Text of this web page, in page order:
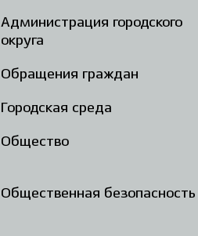
Администрация городского
округа
Обращения граждан
Городская среда
Общество
Общественная безопасность